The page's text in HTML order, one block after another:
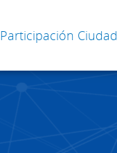
Participación